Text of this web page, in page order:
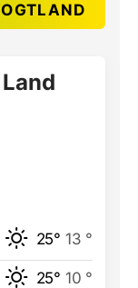
25° 13 °
25° 10 °